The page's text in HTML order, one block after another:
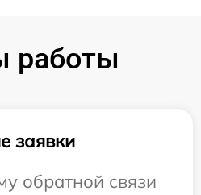
работы
заявки
обратной связи